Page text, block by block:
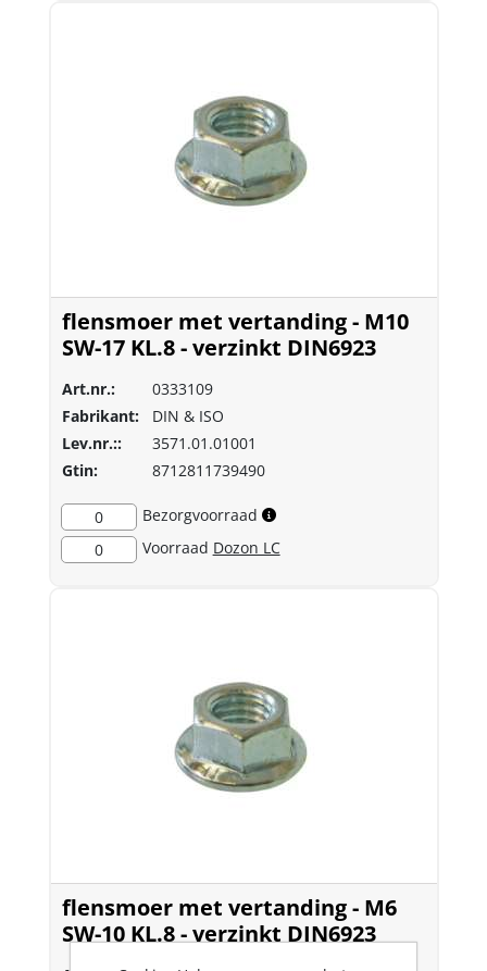
flensmoer met vertanding - M10
SW-17 KL.8 - verzinkt DIN6923
Art.nr.:
0333109
Fabrikant:
DIN & ISO
Lev.nr.::
3571.01.01001
Gtin:
8712811739490
0
Bezorgvoorraad
0
Voorraad Dozon LC
flensmoer met vertanding - M6
SW-10 KL.8 - verzinkt DIN6923